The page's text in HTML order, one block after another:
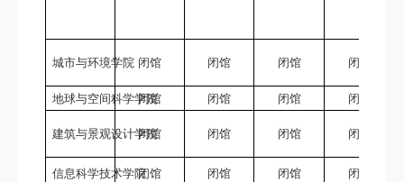
城市与环境学院 闭馆 闭馆 闭馆 闭馆
地球与空间科学学院
闭馆 闭馆 闭馆 闭馆
建筑与景观设计学院
闭馆 闭馆 闭馆 闭馆
信息科学技术学院闭馆 闭馆 闭馆 闭馆